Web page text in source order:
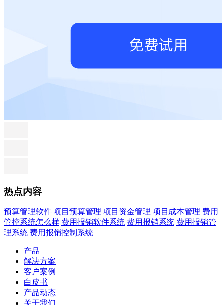
热点内容
预算管理软件 项目预算管理 项目资金管理 项目成本管理 费用
管控系统怎么样 费用报销软件系统 费用报销系统 费用报销管
理系统 费用报销控制系统
产品
解决方案
客户案例
白皮书
产品动态
关于我们